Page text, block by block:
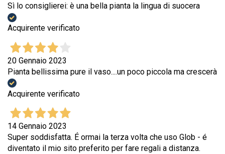
Sì lo consiglierei: è una bella pianta la lingua di suocera
Acquirente verificato
20 Gennaio 2023
Pianta bellissima pure il vaso....un poco piccola ma crescerà
Acquirente verificato
14 Gennaio 2023
Super soddisfatta. É ormai la terza volta che uso Glob - é
diventato il mio sito preferito per fare regali a distanza.